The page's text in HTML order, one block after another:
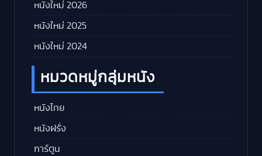
หนังใหม่ 2026
หนังใหม่ 2025
หนังใหม่ 2024
หมวดหมู่กลุ่มหนัง
หนังไทย
หนังฝรั่ง
การ์ตูน